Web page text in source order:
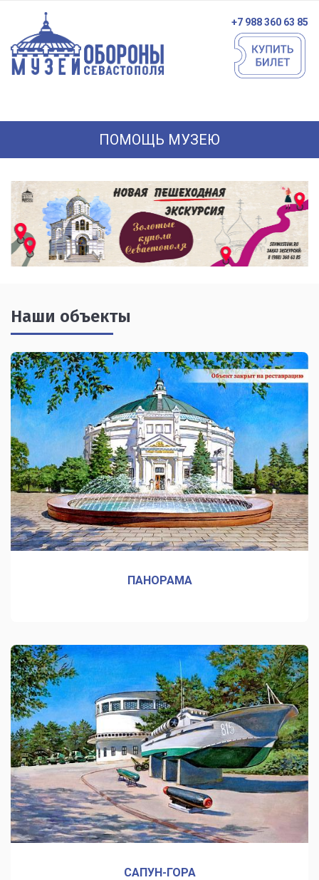
+7 988 360 63 85
ПОМОЩЬ МУЗЕЮ
Наши объекты
ПАНОРАМА
САПУН-ГОРА